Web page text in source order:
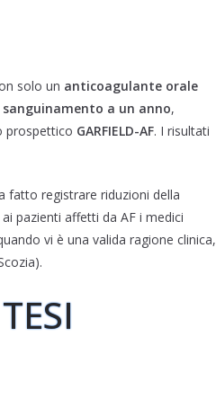
solo un anticoagulante orale
sanguinamento a un anno,
prospettico GARFIELD-AF. I risultati
fatto registrare riduzioni della
pazienti affetti da AF i medici
vi è una valida ragione clinica,